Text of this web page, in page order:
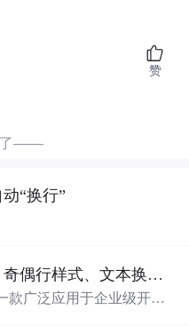
赞
——
“换行”
：
文本换行、字符串连接、分页、
款广泛应用于企业级开发